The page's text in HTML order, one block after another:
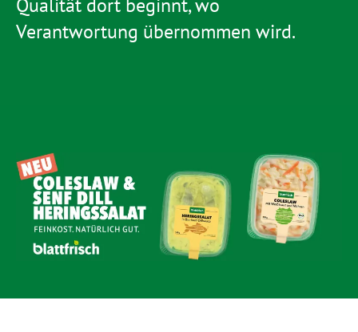
Verantwortung übernommen wird.